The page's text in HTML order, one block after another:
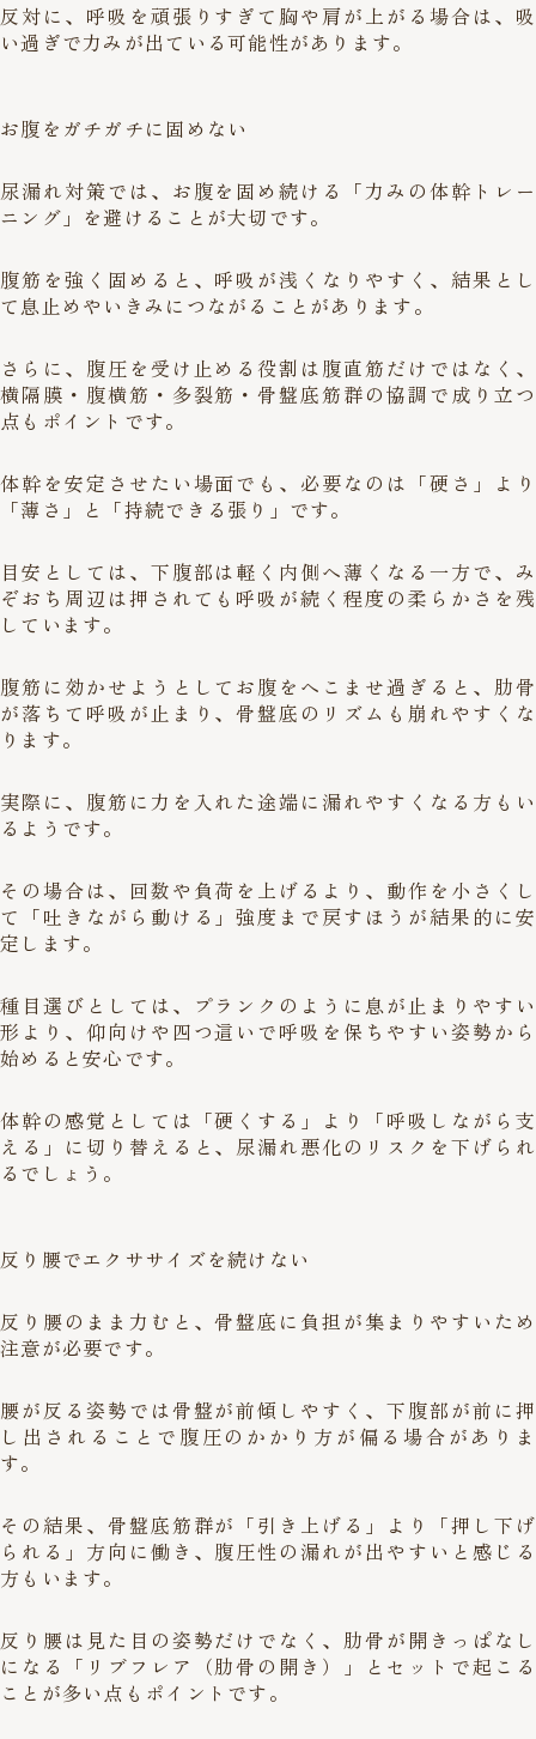
反対に、呼吸を頑張りすぎて胸や肩が上がる場合は、吸
い過ぎで力みが出ている可能性があります。
お腹をガチガチに固めない
尿漏れ対策では、お腹を固め続ける「力みの体幹トレー
ニング」を避けることが大切です。
腹筋を強く固めると、呼吸が浅くなりやすく、結果とし
て息止めやいきみにつながることがあります。
さらに、腹圧を受け止める役割は腹直筋だけではなく、
横隔膜・腹横筋・多裂筋・骨盤底筋群の協調で成り立つ
点もポイントです。
体幹を安定させたい場面でも、必要なのは「硬さ」より
「薄さ」と「持続できる張り」です。
目安としては、下腹部は軽く内側へ薄くなる一方で、み
ぞおち周辺は押されても呼吸が続く程度の柔らかさを残
しています。
腹筋に効かせようとしてお腹をへこませ過ぎると、肋骨
が落ちて呼吸が止まり、骨盤底のリズムも崩れやすくな
ります。
実際に、腹筋に力を入れた途端に漏れやすくなる方もい
るようです。
その場合は、回数や負荷を上げるより、動作を小さくし
て「吐きながら動ける」強度まで戻すほうが結果的に安
定します。
種目選びとしては、プランクのように息が止まりやすい
形より、仰向けや四つ這いで呼吸を保ちやすい姿勢から
始めると安心です。
体幹の感覚としては「硬くする」より「呼吸しながら支
える」に切り替えると、尿漏れ悪化のリスクを下げられ
るでしょう。
反り腰でエクササイズを続けない
反り腰のまま力むと、骨盤底に負担が集まりやすいため
注意が必要です。
腰が反る姿勢では骨盤が前傾しやすく、下腹部が前に押
し出されることで腹圧のかかり方が偏る場合がありま
す。
その結果、骨盤底筋群が「引き上げる」より「押し下げ
られる」方向に働き、腹圧性の漏れが出やすいと感じる
方もいます。
反り腰は見た目の姿勢だけでなく、肋骨が開きっぱなし
になる「リブフレア（肋骨の開き）」とセットで起こる
ことが多い点もポイントです。